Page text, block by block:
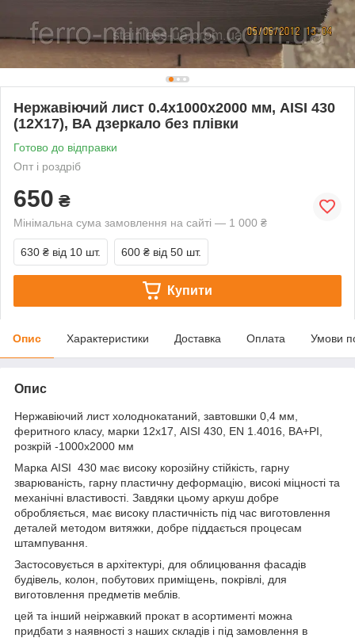
Нержавіючий лист 0.4х1000х2000 мм, AISI 430
(12X17), ВА дзеркало без плівки
Готово до відправки
Опт і роздріб
650 ₴
Мінімальна сума замовлення на сайті — 1 000 ₴
630 ₴ від 10 шт. 600 ₴ від 50 шт.
Купити
Опис Характеристики Доставка Оплата Умови
Опис
Нержавіючий лист холоднокатаний, завтовшки 0,4 мм,
феритного класу, марки 12х17, AISI 430, EN 1.4016, ВА+РI,
розкрій -1000х2000 мм
Марка AISI 430 має високу корозійну стійкість, гарну
зварюваність, гарну пластичну деформацію, високі міцності та
механічні властивості. Завдяки цьому аркуш добре
обробляється, має високу пластичність під час виготовлення
деталей методом витяжки, добре піддається процесам
штампування.
Застосовується в архітектурі, для облицювання фасадів
будівель, колон, побутових приміщень, покрівлі, для
виготовлення предметів меблів.
цей та інший неіржавкий прокат в асортименті можна
придбати з наявності з наших складів і під замовлення в